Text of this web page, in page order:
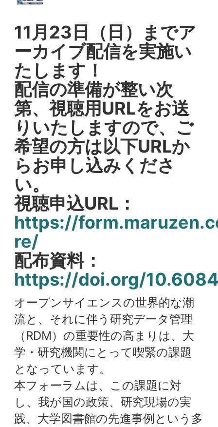
11月23日（日）までア
ーカイブ配信を実施い
たします！
配信の準備が整い次
第、視聴用URLをお送
りいたしますので、ご
希望の方は以下URLか
らお申し込みくださ
い。
視聴申込URL：
https://
re/
配布資料：
https://doi.org/
オープンサイエンスの世界的な潮
流と、それに伴う研究データ管理
（RDM）の重要性の高まりは、大
学・研究機関にとって喫緊の課題
となっています。
本フォーラムは、この課題に対
し、我が国の政策、研究現場の実
践、大学図書館の先進事例という多